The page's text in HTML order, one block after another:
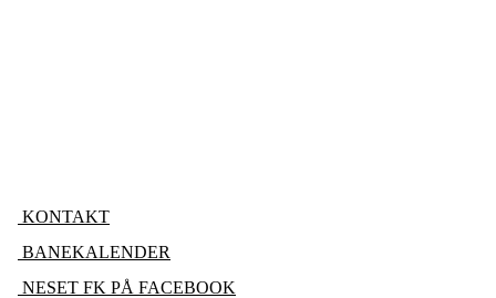
KONTAKT
BANEKALENDER
NESET FK PÅ FACEBOOK